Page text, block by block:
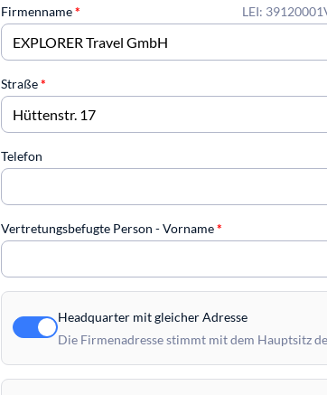
LEI:
Firmenname*
Straße*
Telefon
Vertretungsbefugte Person - Vorname*
Headquarter mit gleicher Adresse
Die Firmenadresse stimmt mit dem Hauptsitz